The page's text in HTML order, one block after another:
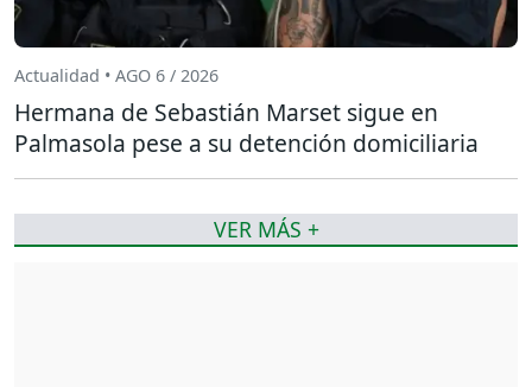
Actualidad • AGO 6 / 2026
Hermana de Sebastián Marset sigue en
Palmasola pese a su detención domiciliaria
VER MÁS +